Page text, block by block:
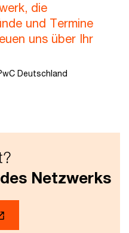
die
und Termine
uns über Ihr
Deutschland
Netzwerks